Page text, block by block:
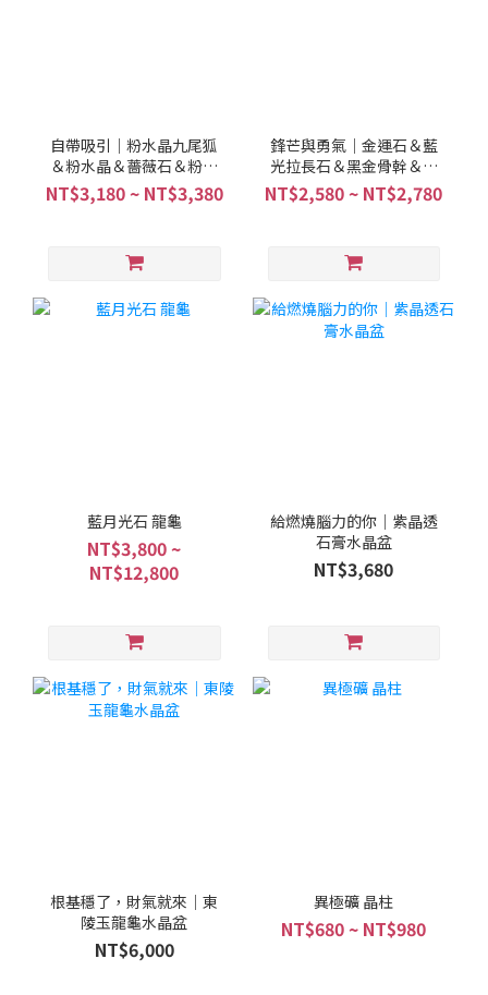
自帶吸引｜粉水晶九尾狐
＆粉水晶＆薔薇石＆粉碧
璽＆金草莓＆草莓晶
NT$3,180 ~ NT$3,380
鋒芒與勇氣｜金運石＆藍
光拉長石＆黑金骨幹＆白
水晶
NT$2,580 ~ NT$2,780
藍月光石 龍龜
NT$3,800 ~
NT$12,800
給燃燒腦力的你｜紫晶透
石膏水晶盆
NT$3,680
根基穩了，財氣就來｜東
陵玉龍龜水晶盆
NT$6,000
異極礦 晶柱
NT$680 ~ NT$980